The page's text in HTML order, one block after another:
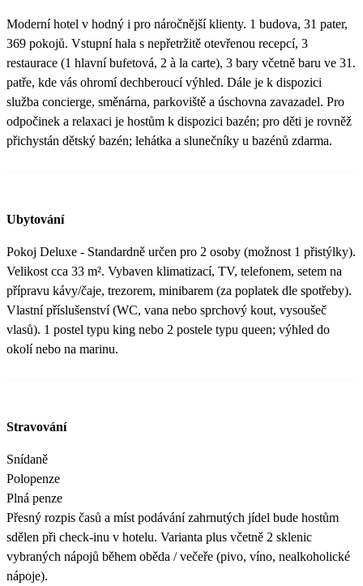
Moderní hotel v hodný i pro náročnější klienty. 1 budova, 31 pater,
369 pokojů. Vstupní hala s nepřetržitě otevřenou recepcí, 3
restaurace (1 hlavní bufetová, 2 à la carte), 3 bary včetně baru ve 31.
patře, kde vás ohromí dechberoucí výhled. Dále je k dispozici
služba concierge, směnárna, parkoviště a úschovna zavazadel. Pro
odpočinek a relaxaci je hostům k dispozici bazén; pro děti je rovněž
přichystán dětský bazén; lehátka a slunečníky u bazénů zdarma.
Ubytování
Pokoj Deluxe - Standardně určen pro 2 osoby (možnost 1 přistýlky).
Velikost cca 33 m². Vybaven klimatizací, TV, telefonem, setem na
přípravu kávy/čaje, trezorem, minibarem (za poplatek dle spotřeby).
Vlastní příslušenství (WC, vana nebo sprchový kout, vysoušeč
vlasů). 1 postel typu king nebo 2 postele typu queen; výhled do
okolí nebo na marinu.
Stravování
Snídaně
Polopenze
Plná penze
Přesný rozpis časů a míst podávání zahrnutých jídel bude hostům
sdělen při check-inu v hotelu. Varianta plus včetně 2 sklenic
vybraných nápojů během oběda / večeře (pivo, víno, nealkoholické
nápoje).